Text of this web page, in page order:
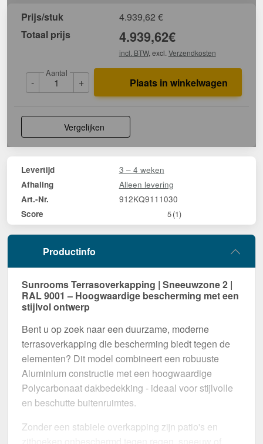
Prijs/stuk 4.939,62 €
Totaal prijs
4.939,62€
incl. BTW, excl. Verzendkosten
-
Aantal
+ Plaats in winkelwagen
Vergelijken
Levertijd 3 – 4 weken
Afhaling Alleen levering
Art.-Nr. 912KQ9111030
Score 5(1)
Productinfo
Sunrooms Terrasoverkapping | Sneeuwzone 2 |
RAL 9001 – Hoogwaardige bescherming met een
stijlvol ontwerp
Bent u op zoek naar een duurzame, moderne
terrasoverkapping die bescherming biedt tegen de
elementen? Dit model combineert een robuuste
Aluminium constructie met een hoogwaardige
Polycarbonaat dakbedekking - ideaal voor stijlvolle
en beschutte buitenruimtes.
Zonder een stabiele overkapping zijn patio's en